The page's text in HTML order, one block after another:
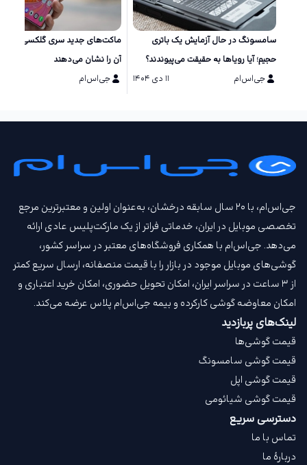
سامسونگ در حال آزمایش یک باتری
حجیم؛ آیا رویاها به حقیقت می‌پیوندند؟
جی‌اس‌ام
۱۱ دی ۱۴۰۴
آن را نشان می‌دهند
جی‌اس‌ام
جی‌اس‌ام، با ۲۰ سال سابقه درخشان، به‌عنوان اولین و معتبرترین مرجع
تخصصی موبایل در ایران، خدماتی فراتر از یک مارکت‌پلیس عادی ارائه
می‌دهد. جی‌اس‌ام با همکاری فروشگاه‌های معتبر در سراسر کشور،
گوشی‌های موبایل موجود در بازار را با قیمت‌ منصفانه، ارسال سریع کمتر
از ۳ ساعت در سراسر ایران، امکان تحویل حضوری، امکان خرید اعتباری و
امکان معاوضه گوشی کارکرده و بیمه جی‌اس‌ام‌ پلاس عرضه می‌کند.
لینک‌های پربازدید
قیمت گوشی‌ها
قیمت گوشی سامسونگ
قیمت گوشی اپل
قیمت گوشی شیائومی
دسترسی سریع
تماس با ما
دربارهٔ ما